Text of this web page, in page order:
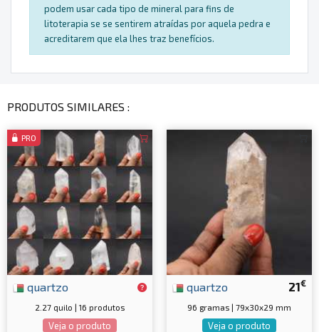
podem usar cada tipo de mineral para fins de
litoterapia se se sentirem atraídas por aquela pedra e
acreditarem que ela lhes traz benefícios.
PRODUTOS SIMILARES :
PRO
quartzo
2.27 quilo | 16 produtos
Veja o produto
21€
quartzo
96 gramas | 79x30x29 mm
Veja o produto